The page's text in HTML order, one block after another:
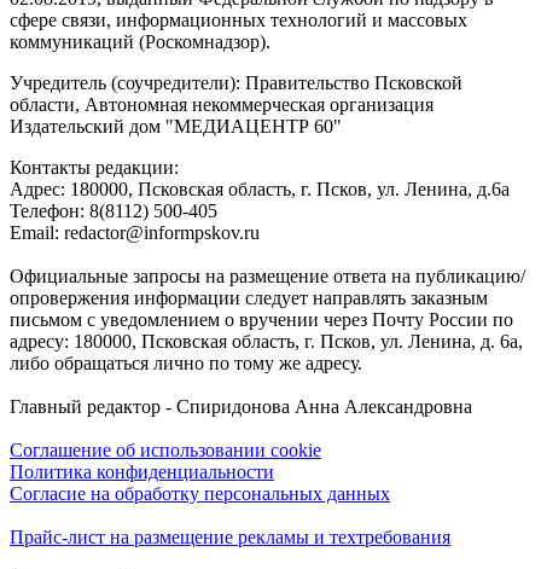
сфере связи, информационных технологий и массовых
коммуникаций (Роскомнадзор).
Учредитель (соучредители): Правительство Псковской
области, Автономная некоммерческая организация
Издательский дом "МЕДИАЦЕНТР 60"
Контакты редакции:
Адреc: 180000, Псковская область, г. Псков, ул. Ленина, д.6а
Телефон: 8(8112) 500-405
Email: redactor@informpskov.ru
Официальные запросы на размещение ответа на публикацию/
опровержения информации следует направлять заказным
письмом с уведомлением о вручении через Почту России по
адресу: 180000, Псковская область, г. Псков, ул. Ленина, д. 6а,
либо обращаться лично по тому же адресу.
Главный редактор - Спиридонова Анна Александровна
Соглашение об использовании cookie
Политика конфиденциальности
Согласие на обработку персональных данных
Прайс-лист на размещение рекламы и техтребования